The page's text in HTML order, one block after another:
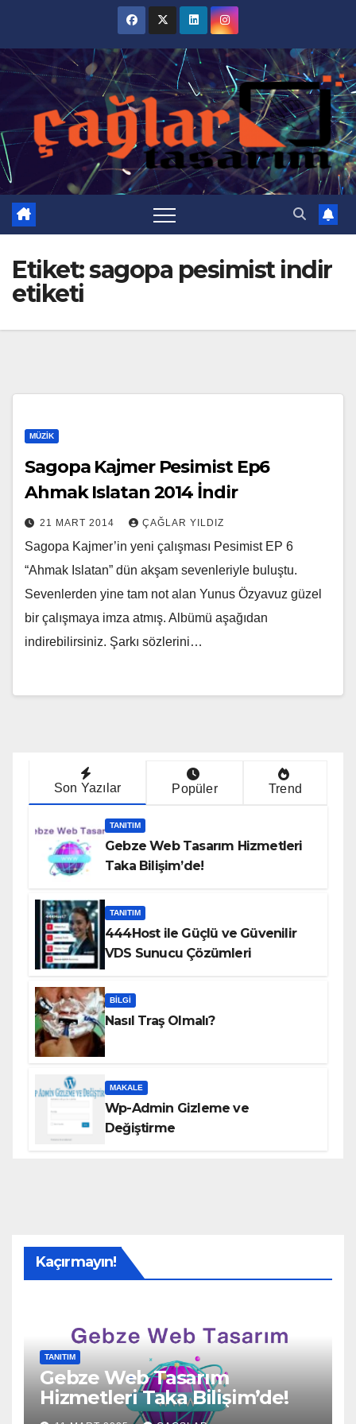
content
Etiket:sagopa pesimist indir
etiketi
MÜZIK
Sagopa Kajmer Pesimist Ep6
Ahmak Islatan 2014 İndir
21 MART 2014 ÇAĞLAR YILDIZ
Sagopa Kajmer’in yeni çalışması Pesimist EP 6
“Ahmak Islatan” dün akşam sevenleriyle buluştu.
Sevenlerden yine tam not alan Yunus Özyavuz güzel
bir çalışmaya imza atmış. Albümü aşağıdan
indirebilirsiniz. Şarkı sözlerini…
Son Yazılar Popüler Trend
TANITIM
Gebze Web Tasarım Hizmetleri
Taka Bilişim’de!
TANITIM
444Host ile Güçlü ve Güvenilir
VDS Sunucu Çözümleri
BILGI
Nasıl Traş Olmalı?
MAKALE
Wp-Admin Gizleme ve
Değiştirme
Kaçırmayın!
TANITIM
Gebze Web Tasarım
Hizmetleri Taka Bilişim’de!